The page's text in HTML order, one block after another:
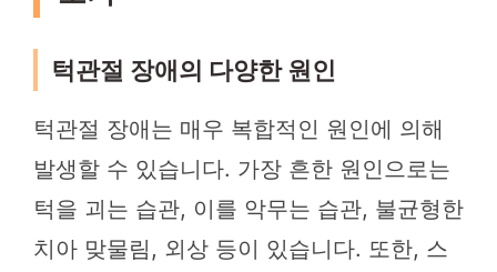
턱관절 장애의 다양한 원인
턱관절 장애는 매우 복합적인 원인에 의해
발생할 수 있습니다. 가장 흔한 원인으로는
턱을 괴는 습관, 이를 악무는 습관, 불균형한
치아 맞물림, 외상 등이 있습니다. 또한, 스